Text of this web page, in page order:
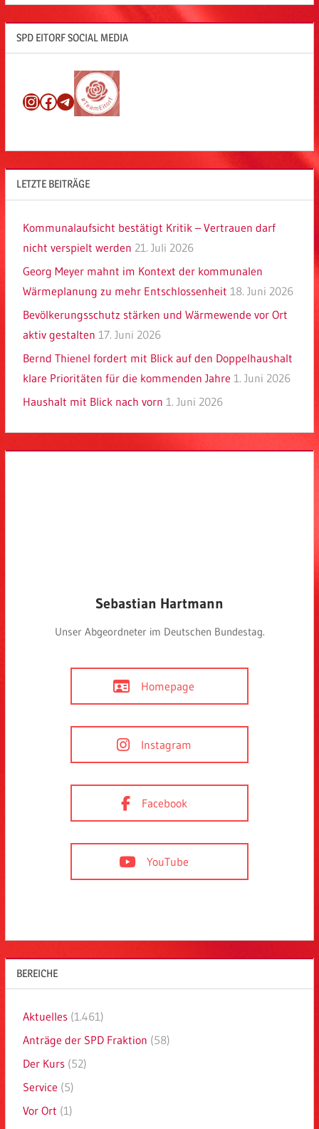
SPD EITORF SOCIAL MEDIA
Instagram
Facebook
Telegram
LETZTE BEITRÄGE
Kommunalaufsicht bestätigt Kritik – Vertrauen darf
nicht verspielt werden 21. Juli 2026
Georg Meyer mahnt im Kontext der kommunalen
Wärmeplanung zu mehr Entschlossenheit 18. Juni 2026
Bevölkerungsschutz stärken und Wärmewende vor Ort
aktiv gestalten 17. Juni 2026
Bernd Thienel fordert mit Blick auf den Doppelhaushalt
klare Prioritäten für die kommenden Jahre 1. Juni 2026
Haushalt mit Blick nach vorn 1. Juni 2026
Sebastian Hartmann
Unser Abgeordneter im Deutschen Bundestag.
Homepage
Instagram
Facebook
YouTube
BEREICHE
Aktuelles(1.461)
Anträge der SPD Fraktion (58)
Der Kurs(52)
Service (5)
Vor Ort (1)